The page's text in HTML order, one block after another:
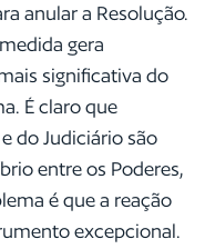
anular a Resolução.
gera
significativa do
É claro que
do Judiciário são
entre os Poderes,
é que a reação
excepcional.